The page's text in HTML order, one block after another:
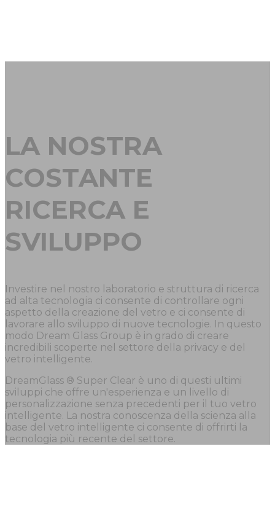
LA NOSTRA
COSTANTE
RICERCA E
SVILUPPO
Investire nel nostro laboratorio e struttura di ricerca
ad alta tecnologia ci consente di controllare ogni
aspetto della creazione del vetro e ci consente di
lavorare allo sviluppo di nuove tecnologie. In questo
modo Dream Glass Group è in grado di creare
incredibili scoperte nel settore della privacy e del
vetro intelligente.
DreamGlass ® Super Clear è uno di questi ultimi
sviluppi che offre un'esperienza e un livello di
personalizzazione senza precedenti per il tuo vetro
intelligente. La nostra conoscenza della scienza alla
base del vetro intelligente ci consente di offrirti la
tecnologia più recente del settore.